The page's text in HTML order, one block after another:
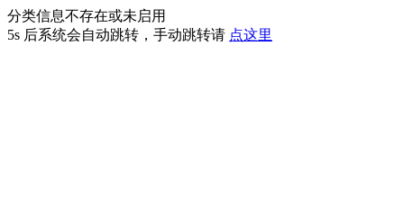
分类信息不存在或未启用
5s 后系统会自动跳转，手动跳转请 点这里